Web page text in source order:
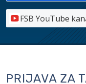
FSB YouTube
PRIJAVA ZA